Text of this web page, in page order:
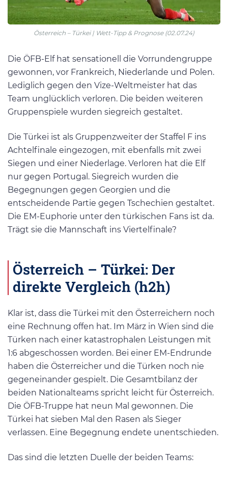
Österreich – Türkei | Wett-Tipp & Prognose (02.07.24)
Die ÖFB-Elf hat sensationell die Vorrundengruppe
gewonnen, vor Frankreich, Niederlande und Polen.
Lediglich gegen den Vize-Weltmeister hat das
Team unglücklich verloren. Die beiden weiteren
Gruppenspiele wurden siegreich gestaltet.
Die Türkei ist als Gruppenzweiter der Staffel F ins
Achtelfinale eingezogen, mit ebenfalls mit zwei
Siegen und einer Niederlage. Verloren hat die Elf
nur gegen Portugal. Siegreich wurden die
Begegnungen gegen Georgien und die
entscheidende Partie gegen Tschechien gestaltet.
Die EM-Euphorie unter den türkischen Fans ist da.
Trägt sie die Mannschaft ins Viertelfinale?
Österreich – Türkei: Der
direkte Vergleich (h2h)
Klar ist, dass die Türkei mit den Österreichern noch
eine Rechnung offen hat. Im März in Wien sind die
Türken nach einer katastrophalen Leistungen mit
1:6 abgeschossen worden. Bei einer EM-Endrunde
haben die Österreicher und die Türken noch nie
gegeneinander gespielt. Die Gesamtbilanz der
beiden Nationalteams spricht leicht für Österreich.
Die ÖFB-Truppe hat neun Mal gewonnen. Die
Türkei hat sieben Mal den Rasen als Sieger
verlassen. Eine Begegnung endete unentschieden.
Das sind die letzten Duelle der beiden Teams: